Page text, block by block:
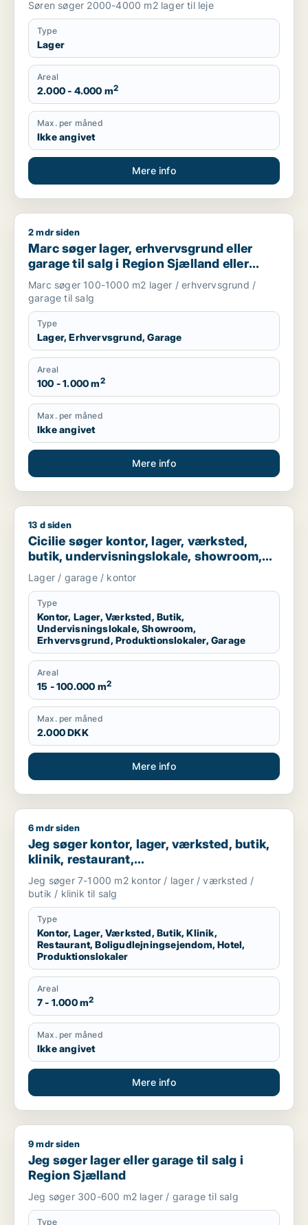
Søren søger 2000-4000 m2 lager til leje
Type
Lager
Areal
2.000 - 4.000 m2
Max. per måned
Ikke angivet
Mere info
Marc søger lager, erhvervsgrund eller garage til salg i
2 mdr siden
Marc søger lager, erhvervsgrund eller
garage til salg i Region Sjælland eller
Nordsjælland
Marc søger 100-1000 m2 lager / erhvervsgrund /
garage til salg
Type
Lager, Erhvervsgrund, Garage
Areal
100 - 1.000 m2
Max. per måned
Ikke angivet
Mere info
Cicilie søger kontor, lager, værksted, butik,
13 d siden
Cicilie søger kontor, lager, værksted,
butik, undervisningslokale, showroom,
erhvervsgrund, produktionslokaler eller
garage til leje i Region Sjælland eller
Nordsjælland
Lager / garage / kontor
Type
Kontor, Lager, Værksted, Butik,
Undervisningslokale, Showroom,
Erhvervsgrund, Produktionslokaler, Garage
Areal
15 - 100.000 m2
Max. per måned
2.000 DKK
Mere info
Jeg søger kontor, lager, værksted, butik, klinik, restaurant,
6 mdr siden
Jeg søger kontor, lager, værksted, butik,
klinik, restaurant,
boligudlejningsejendom, hotel eller
produktionslokaler til salg i Vordingborg,
Guldborgsund eller Lolland
Jeg søger 7-1000 m2 kontor / lager / værksted /
butik / klinik til salg
Type
Kontor, Lager, Værksted, Butik, Klinik,
Restaurant, Boligudlejningsejendom, Hotel,
Produktionslokaler
Areal
7 - 1.000 m2
Max. per måned
Ikke angivet
Mere info
Jeg søger lager eller garage til salg i Region Sjælland
9 mdr siden
Jeg søger lager eller garage til salg i
Region Sjælland
Jeg søger 300-600 m2 lager / garage til salg
Type